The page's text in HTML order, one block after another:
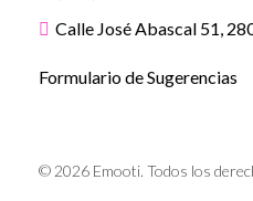
Calle José Abascal 51,
Formulario de Sugerencias
© 2026 Emooti. Todos los